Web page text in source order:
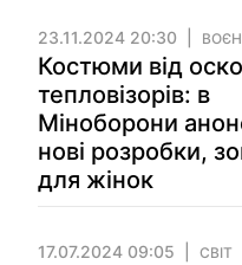
23.11.2024 20:30
Костюми від
тепловізорів: в
Міноборони
нові розробки,
для жінок
17.07.2024 09:05 СВІТ